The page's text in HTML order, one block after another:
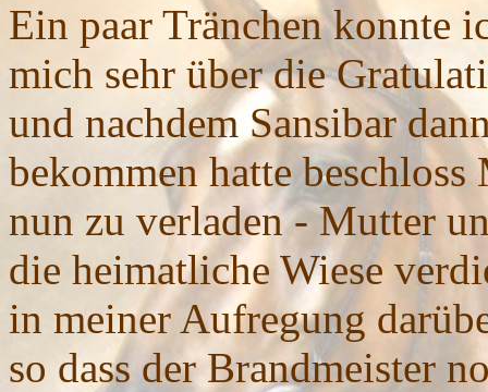
Ein paar Tränchen konnte
mich sehr über die
und nachdem Sansibar
bekommen hatte
nun zu verladen - Mutter
die heimatliche Wiese
in meiner Aufregung
so dass der Brandmeister